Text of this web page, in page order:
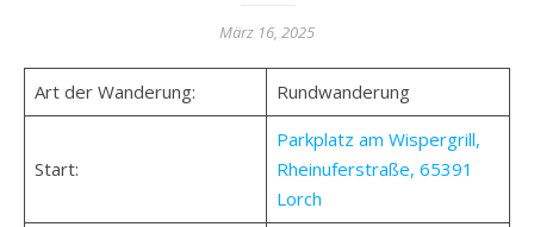
März 16, 2025
Art der Wanderung: Rundwanderung
Start:
Parkplatz am Wispergrill,
Rheinuferstraße, 65391
Lorch